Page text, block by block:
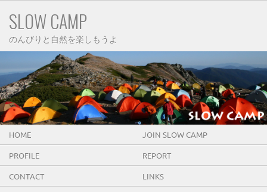
SLOW CAMP
のんびりと自然を楽しもうよ
HOME JOIN SLOW CAMP
PROFILE REPORT
CONTACT LINKS